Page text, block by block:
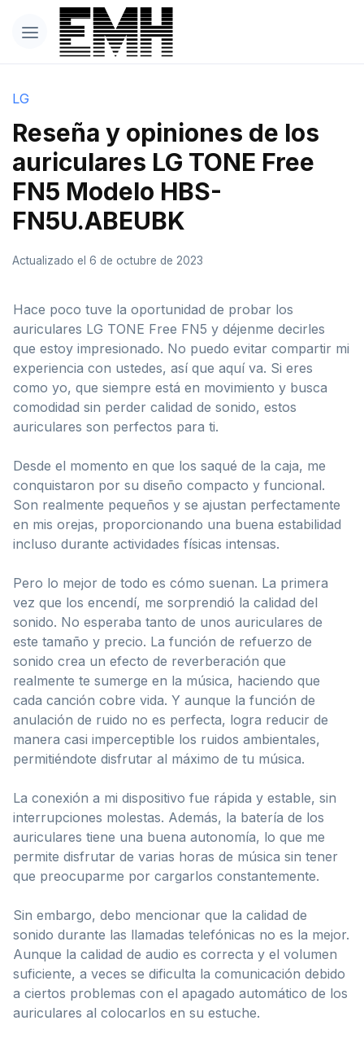
LG
Reseña y opiniones de los
auriculares LG TONE Free
FN5 Modelo HBS-
FN5U.ABEUBK
Actualizado el 6 de octubre de 2023
Hace poco tuve la oportunidad de probar los
auriculares LG TONE Free FN5 y déjenme decirles
que estoy impresionado. No puedo evitar compartir mi
experiencia con ustedes, así que aquí va. Si eres
como yo, que siempre está en movimiento y busca
comodidad sin perder calidad de sonido, estos
auriculares son perfectos para ti.
Desde el momento en que los saqué de la caja, me
conquistaron por su diseño compacto y funcional.
Son realmente pequeños y se ajustan perfectamente
en mis orejas, proporcionando una buena estabilidad
incluso durante actividades físicas intensas.
Pero lo mejor de todo es cómo suenan. La primera
vez que los encendí, me sorprendió la calidad del
sonido. No esperaba tanto de unos auriculares de
este tamaño y precio. La función de refuerzo de
sonido crea un efecto de reverberación que
realmente te sumerge en la música, haciendo que
cada canción cobre vida. Y aunque la función de
anulación de ruido no es perfecta, logra reducir de
manera casi imperceptible los ruidos ambientales,
permitiéndote disfrutar al máximo de tu música.
La conexión a mi dispositivo fue rápida y estable, sin
interrupciones molestas. Además, la batería de los
auriculares tiene una buena autonomía, lo que me
permite disfrutar de varias horas de música sin tener
que preocuparme por cargarlos constantemente.
Sin embargo, debo mencionar que la calidad de
sonido durante las llamadas telefónicas no es la mejor.
Aunque la calidad de audio es correcta y el volumen
suficiente, a veces se dificulta la comunicación debido
a ciertos problemas con el apagado automático de los
auriculares al colocarlos en su estuche.